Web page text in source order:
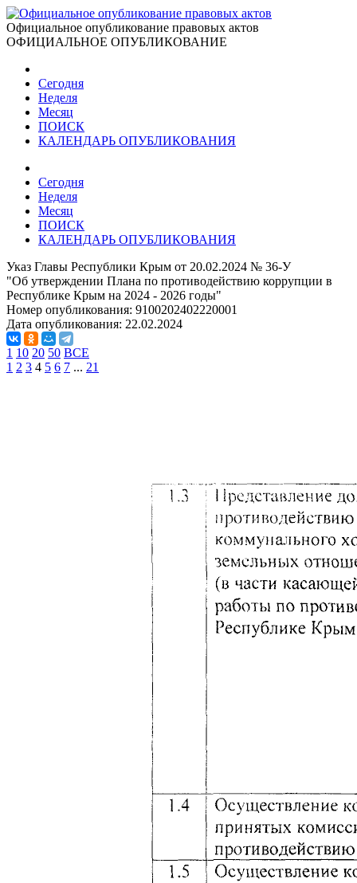
Официальное опубликование правовых актов
ОФИЦИАЛЬНОЕ ОПУБЛИКОВАНИЕ
Сегодня
Неделя
Месяц
ПОИСК
КАЛЕНДАРЬ ОПУБЛИКОВАНИЯ
Сегодня
Неделя
Месяц
ПОИСК
КАЛЕНДАРЬ ОПУБЛИКОВАНИЯ
Указ Главы Республики Крым от 20.02.2024 № 36-У
"Об утверждении Плана по противодействию коррупции в
Республике Крым на 2024 - 2026 годы"
Номер опубликования: 9100202402220001
Дата опубликования: 22.02.2024
1 10 20 50 ВСЕ
1 2 3 4 5 6 7 ... 21